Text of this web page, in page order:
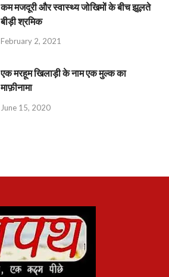
कम मजदूरी और स्वास्थ्य जोखिमों के बीच झूलते
बीड़ी श्रमिक
February 2, 2021
एक मरहूम खिलाड़ी के नाम एक मुल्क का
माफ़ीनामा
June 15, 2020